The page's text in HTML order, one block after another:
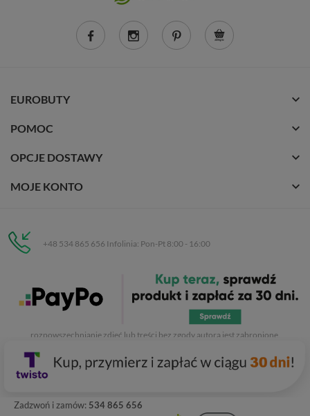
Zadzwoń i zamów: 534 865 656
EUROBUTY
POMOC
OPCJE DOSTAWY
MOJE KONTO
+48 534 865 656 Infolinia: Pon-Pt 8:00 - 16:00
C.H. Respan, Rejtana 53a/250
35-326 Rzeszów
. Kopiowanie, przetwarzanie,
rozpowszechnianie zdjęć lub treści bez zgody autora jest zabronione.